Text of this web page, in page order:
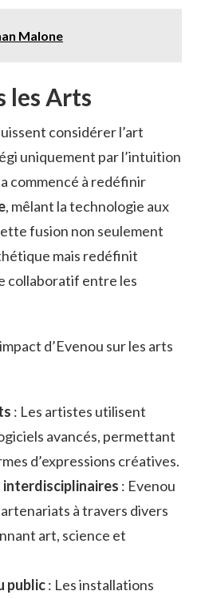
Malone
les Arts
considérer l’art
uniquement par l’intuition
commencé à redéfinir
, mêlant la technologie aux
fusion non seulement
mais redéfinit
collaboratif entre les
d’Evenou sur les arts
: Les artistes utilisent
avancés, permettant
d’expressions créatives.
: Evenou
à travers divers
art, science et
public: Les installations